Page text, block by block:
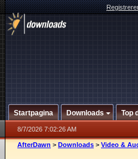
Startpagina Downloads Top
8/7/2026 7:02:26 AM
AfterDawn > Downloads > Video &